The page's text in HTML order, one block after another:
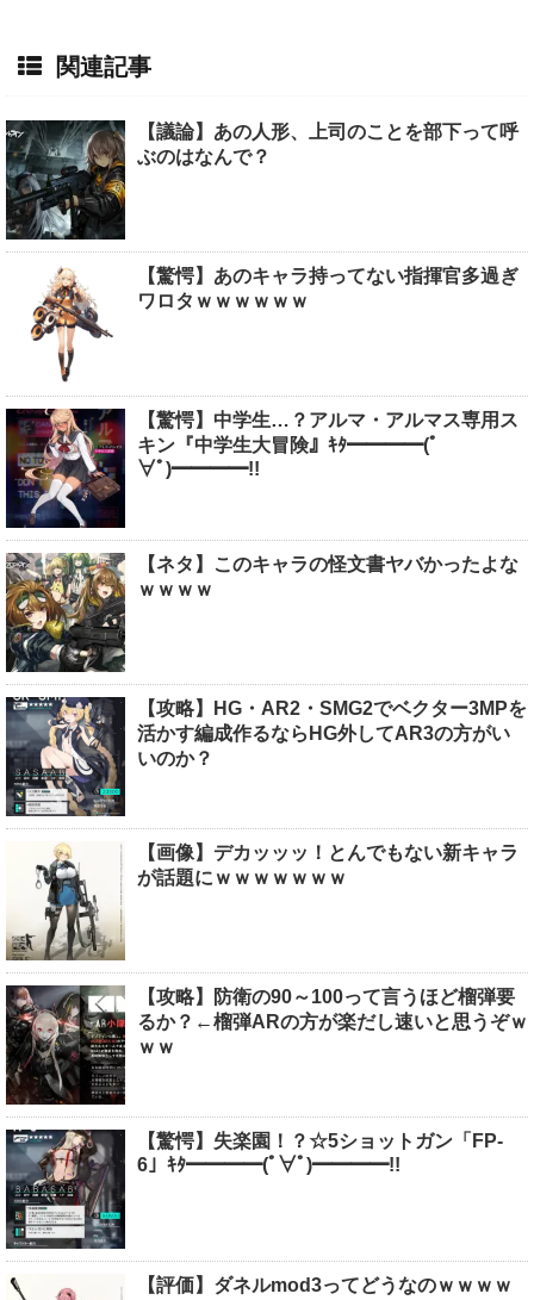
関連記事
【議論】あの人形、上司のことを部下って呼
ぶのはなんで？
【驚愕】あのキャラ持ってない指揮官多過ぎ
ワロタｗｗｗｗｗｗ
【驚愕】中学生…？アルマ・アルマス専用ス
キン『中学生大冒険』ｷﾀ━━━━(ﾟ
∀ﾟ)━━━━!!
【ネタ】このキャラの怪文書ヤバかったよな
ｗｗｗｗ
【攻略】HG・AR2・SMG2でベクター3MPを
活かす編成作るならHG外してAR3の方がい
いのか？
【画像】デカッッッ！とんでもない新キャラ
が話題にｗｗｗｗｗｗｗ
【攻略】防衛の90～100って言うほど榴弾要
るか？←榴弾ARの方が楽だし速いと思うぞｗ
ｗｗ
【驚愕】失楽園！？☆5ショットガン「FP-
6」ｷﾀ━━━━(ﾟ∀ﾟ)━━━━!!
【評価】ダネルmod3ってどうなのｗｗｗｗ